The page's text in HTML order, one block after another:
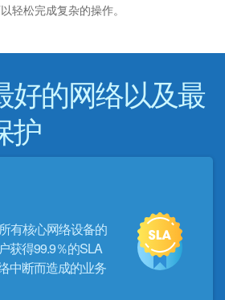
轻松完成复杂的操作。
好的网络以及最
护
有核心网络设备的
获得99.9％的SLA
中断而造成的业务